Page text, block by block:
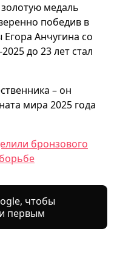
медаль
победив в
Анчугина со
до 23 лет стал
– он
мира 2025 года
бронзового
чтобы
первым